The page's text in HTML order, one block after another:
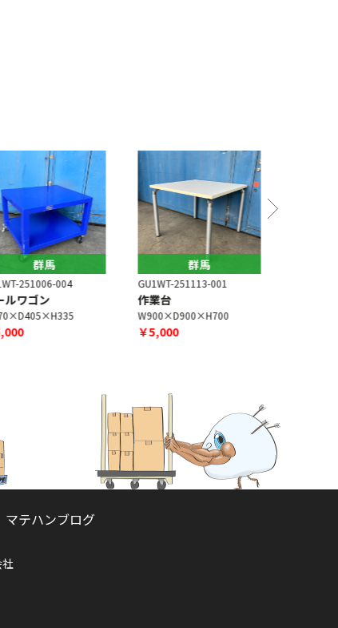
群馬
251006-004
ワゴン
群馬
GU1WT-251113-001
作業台
W900×D900×H700
￥5,000
マテハンブログ